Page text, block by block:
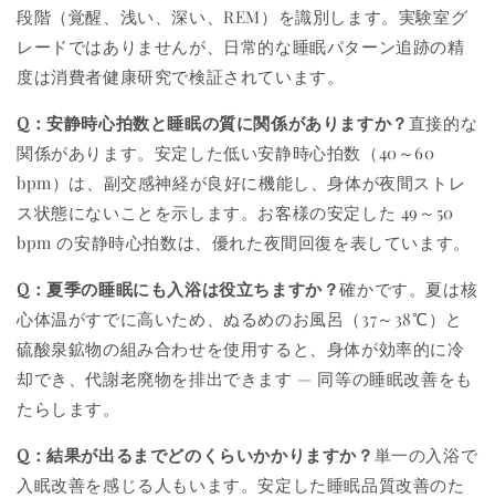
段階（覚醒、浅い、深い、REM）を識別します。実験室グ
レードではありませんが、日常的な睡眠パターン追跡の精
度は消費者健康研究で検証されています。
Q：安静時心拍数と睡眠の質に関係がありますか？ 直接的な
関係があります。安定した低い安静時心拍数（40～60
bpm）は、副交感神経が良好に機能し、身体が夜間ストレ
ス状態にないことを示します。お客様の安定した 49～50
bpm の安静時心拍数は、優れた夜間回復を表しています。
Q：夏季の睡眠にも入浴は役立ちますか？確かです。夏は核
心体温がすでに高いため、ぬるめのお風呂（37～38℃）と
硫酸泉鉱物の組み合わせを使用すると、身体が効率的に冷
却でき、代謝老廃物を排出できます — 同等の睡眠改善をも
たらします。
Q：結果が出るまでどのくらいかかりますか？ 単一の入浴で
入眠改善を感じる人もいます。安定した睡眠品質改善のた